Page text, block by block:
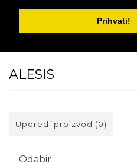
Prihvati!
Menu
ALESIS
Uporedi proizvod (0)